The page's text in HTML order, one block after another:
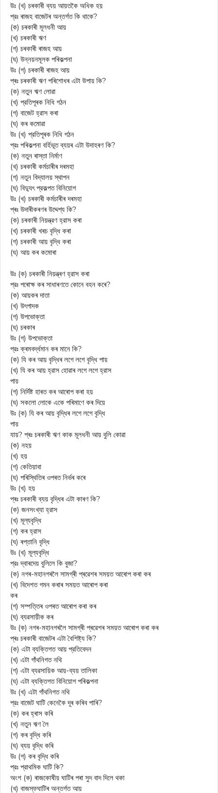
উঃ (খ) চৰকাৰী ব্যয় আয়তকৈ অধিক হয়
প্রঃ ৰাজহ বাজেটৰ অন্তৰ্গত কি থাকে?
(ক) চৰকাৰী মূলধনী আয়
(খ) চৰকাৰী ঋণ
(গ) চৰকাৰী ৰাজহ আয়
(ঘ) উন্নয়নমূলক পৰিকল্পনা
উঃ (গ) চৰকাৰী ৰাজহ আয়
প্ৰঃ চৰকাৰী ঋণ পৰিশোধৰ এটা উপায় কি?
(ক) নতুন ঋণ লোৱা
(খ) প্রতিপূৰক নিধি গঠন
(গ) বাজেট হ্রাস কৰা
(ঘ) কৰ কমোৱা
উঃ (খ) প্রতিপূৰক নিধি গঠন
প্রঃ পৰিকল্পনা বর্হিভূত ব্যয়ৰ এটা উদাহৰণ কি?
(ক) নতুন ৰাস্তা নির্মাণ
(খ) চৰকাৰী কৰ্মচাৰীৰ দৰমহা
(গ) নতুন বিদ্যালয় স্থাপন
(ঘ) বিদ্যুৎ প্রকল্পত বিনিয়োগ
উঃ (খ) চৰকাৰী কৰ্মচাৰীৰ দৰমহা
প্ৰঃ উদাৰীকৰণৰ উদ্দেশ্য কি?
(ক) চৰকাৰী নিয়ন্ত্রণ হ্রাস কৰা
(খ) চৰকাৰী খৰচ বৃদ্ধি কৰা
(গ) চৰকাৰী আয় বৃদ্ধি কৰা
(ঘ) আয় কৰ কমোৰা
উঃ (ক) চৰকাৰী নিয়ন্ত্ৰণ হ্রাস কৰা
প্রঃ পৰোক্ষ কৰ সাধাৰণতে কোনে বহন কৰে?
(ক) আয়কৰ দাতা
(খ) উৎপাদক
(গ) উপভোক্তা
(ঘ) চৰকাৰ
উঃ (গ) উপভোক্তা
প্রঃ ক্ৰমবৰ্দ্ধমান কৰ মানে কি?
(ক) যি কৰ আয় বৃদ্ধিৰ লগে লগে বৃদ্ধি পায়
(খ) যি কৰ আয় হ্রাস হোৱাৰ লগে লগে হ্রাস
পায়
(গ) নির্দিষ্ট হাৰত কৰ আৰোপ কৰা হয়
(ঘ) সকলো লোকে একে পৰিমাণে কৰ দিয়ে
উঃ (ক) যি কৰ আয় বৃদ্ধিৰ লগে লগে বৃদ্ধি
পায়
যায়? প্ৰঃ চৰকাৰী ঋণ কাক মূলধনী আয় বুলি কোৱা
(ক) নহয়
(খ) হয়
(গ) কেতিয়াবা
(ঘ) পৰিস্থিতিৰ ওপৰত নিৰ্ভৰ কৰে
উঃ (খ) হয়
প্ৰঃ চৰকাৰী ব্যয় বৃদ্ধিৰ এটা কাৰণ কি?
(ক) জনসংখ্যা হ্রাস
(খ) মূল্যবৃদ্ধি
(গ) কৰ হ্রাস
(ঘ) ৰপ্তানি বৃদ্ধি
উঃ (খ) মূল্যবৃদ্ধি
প্রঃ দ্বাৰদেয় বুলিলে কি বুজা?
(ক) নগৰ-মহানগৰলৈ সামগ্ৰী প্ৰৱেশৰ সময়ত আৰোপ কৰা কৰ
(খ) বিদেশত গমন কৰাৰ সময়ত আৰোপ কৰা
কৰ
(গ) সম্পত্তিৰ ওপৰত আৰোপ কৰা কৰ
(ঘ) ব্যৱসায়ীক কৰ
উঃ (ক) নগৰ-মহানগৰলৈ সামগ্ৰী প্ৰৱেশৰ সময়ত আৰোপ কৰা কৰ
প্ৰঃ চৰকাৰী বাজেটৰ এটা বৈশিষ্ট্য কি?
(ক) এটা ব্যক্তিগত আয় প্রতিবেদন
(খ) এটা গাঁথনিগত নথি
(গ) এটা ব্যৱসায়িক আয়-ব্যয় তালিকা
(ঘ) এটা ব্যক্তিগত বিনিয়োগ পৰিকল্পনা
উঃ (খ) এটা গাঁথনিগত নথি
প্রঃ বাজেট ঘাটি কেনেকৈ দূৰ কৰিব পাৰি?
(ক) কৰ হ্ৰাস কৰি
(খ) নতুন ঋণ লৈ
(গ) কৰ বৃদ্ধি কৰি
(ঘ) ব্যয় বৃদ্ধি কৰি
উঃ (গ) কৰ বৃদ্ধি কৰি
প্রঃ প্রাথমিক ঘাটি কি?
অংশ (ক) ৰাজকোষীয় ঘাটিৰ পৰা সুদ বাদ দিলে থকা
(খ) বাজস্ফঘাটিৰ অন্তর্গত আয়